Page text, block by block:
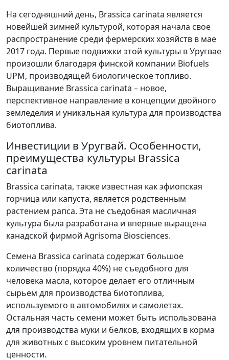
На сегодняшний день, Brassica carinata является
новейшей зимней культурой, которая начала свое
распространение среди фермерских хозяйств в мае
2017 года. Первые подвижки этой культуры в Уругвае
произошли благодаря финской компании Biofuels
UPM, производящей биологическое топливо.
Выращивание Brassica carinata – новое,
перспективное направление в концепции двойного
земледелия и уникальная культура для производства
биотоплива.
Инвестиции в Уругвай. Особенности,
преимущества культуры Brassica
carinata
Brassica carinata, также известная как эфиопская
горчица или капуста, является родственным
растением рапса. Эта не съедобная масличная
культура была разработана и впервые выращена
канадской фирмой Agrisoma Biosciences.
Семена Brassica carinata содержат большое
количество (порядка 40%) не съедобного для
человека масла, которое делает его отличным
сырьем для производства биотоплива,
используемого в автомобилях и самолетах.
Остальная часть семени может быть использована
для производства муки и белков, входящих в корма
для животных с высоким уровнем питательной
ценности.